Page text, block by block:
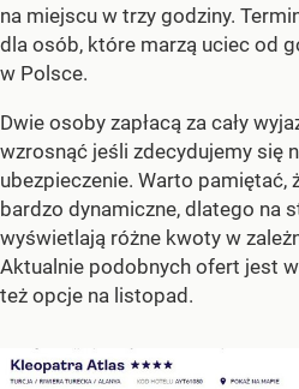
na miejscu w trzy godziny.
dla osób, które marzą uciec od
w Polsce.
Dwie osoby zapłacą za cały
wzrosnąć jeśli zdecydujemy się
ubezpieczenie. Warto pamiętać,
bardzo dynamiczne, dlatego na
wyświetlają różne kwoty w
Aktualnie podobnych ofert jest
też opcje na listopad.